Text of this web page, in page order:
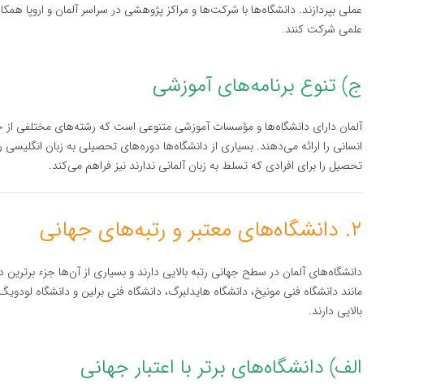
عملی بپردازند. دانشگاه‌ها با شرکت‌ها و مراکز پژوهشی در سراسر آلمان و اروپا
علمی شرکت کنند.
ج) تنوع برنامه‌های آموزشی
آلمان دارای دانشگاه‌ها و مؤسسات آموزشی متنوعی است که رشته‌های مختلفی از
انسانی را ارائه می‌دهند. بسیاری از دانشگاه‌ها دوره‌های تحصیلی به زبان انگلیسی
تحصیل را برای افرادی که تسلط به زبان آلمانی ندارند نیز فراهم می‌کند.
۲. دانشگاه‌های معتبر و رتبه‌های جهانی
دانشگاه‌های آلمان در سطح جهانی رتبه بالایی دارند و بسیاری از آن‌ها جزء
مانند دانشگاه فنی مونیخ، دانشگاه هایدلبرگ، دانشگاه فنی برلین و دانشگاه
بالایی دارند.
الف) دانشگاه‌های برتر با اعتبار جهانی